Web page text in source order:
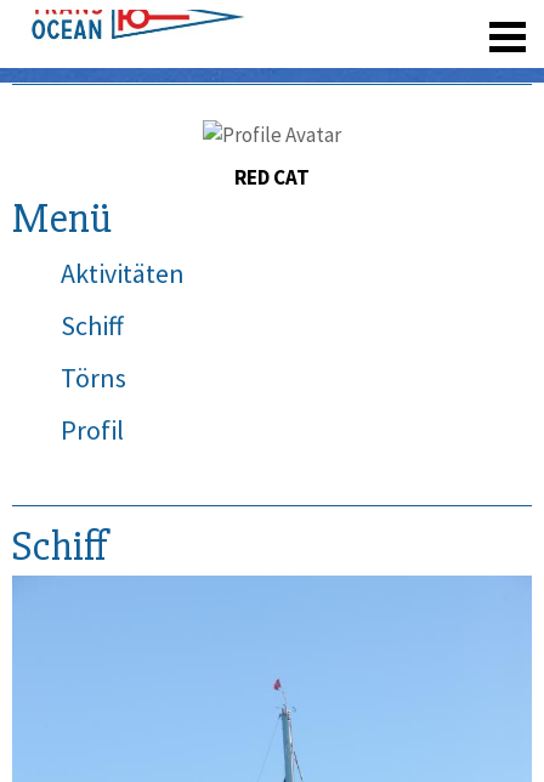
RED CAT
Menü
Aktivitäten
Schiff
Törns
Profil
Schiff